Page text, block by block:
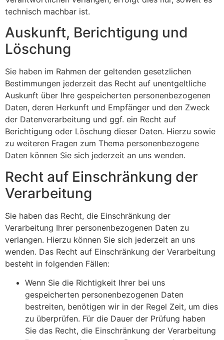
technisch machbar ist.
Auskunft, Berichtigung und
Löschung
Sie haben im Rahmen der geltenden gesetzlichen
Bestimmungen jederzeit das Recht auf unentgeltliche
Auskunft über Ihre gespeicherten personenbezogenen
Daten, deren Herkunft und Empfänger und den Zweck
der Datenverarbeitung und ggf. ein Recht auf
Berichtigung oder Löschung dieser Daten. Hierzu sowie
zu weiteren Fragen zum Thema personenbezogene
Daten können Sie sich jederzeit an uns wenden.
Recht auf Einschränkung der
Verarbeitung
Sie haben das Recht, die Einschränkung der
Verarbeitung Ihrer personenbezogenen Daten zu
verlangen. Hierzu können Sie sich jederzeit an uns
wenden. Das Recht auf Einschränkung der Verarbeitung
besteht in folgenden Fällen:
Wenn Sie die Richtigkeit Ihrer bei uns
gespeicherten personenbezogenen Daten
bestreiten, benötigen wir in der Regel Zeit, um dies
zu überprüfen. Für die Dauer der Prüfung haben
Sie das Recht, die Einschränkung der Verarbeitung